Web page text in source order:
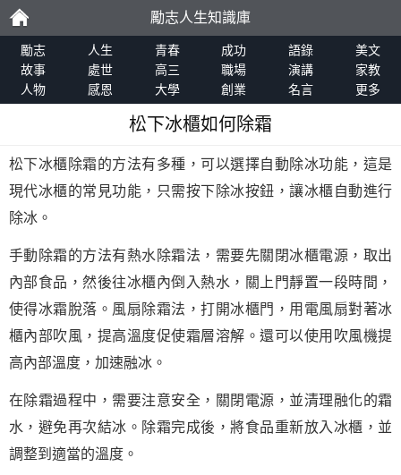
勵
志
勵志人生知識庫
勵志 人生 青春 成功 語錄
美文
故事
處世 高三 職場 演講
家教
人物
感恩 大學 創業 名言 更多
松下冰櫃如何除霜
松下冰櫃除霜的方法有多種，可以選擇自動除冰功能，這是
現代冰櫃的常見功能，只需按下除冰按鈕，讓冰櫃自動進行
除冰。
手動除霜的方法有熱水除霜法，需要先關閉冰櫃電源，取出
內部食品，然後往冰櫃內倒入熱水，關上門靜置一段時間，
使得冰霜脫落。風扇除霜法，打開冰櫃門，用電風扇對著冰
櫃內部吹風，提高溫度促使霜層溶解。還可以使用吹風機提
高內部溫度，加速融冰。
在除霜過程中，需要注意安全，關閉電源，並清理融化的霜
水，避免再次結冰。除霜完成後，將食品重新放入冰櫃，並
調整到適當的溫度。